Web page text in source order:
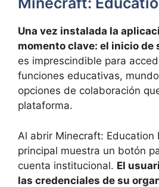
Una vez instalada la
momento clave: el inicio de
es imprescindible para
funciones educativas,
opciones de colaboración
plataforma.
Al abrir Minecraft: Education
principal muestra un botón
cuenta institucional. El
las credenciales de su